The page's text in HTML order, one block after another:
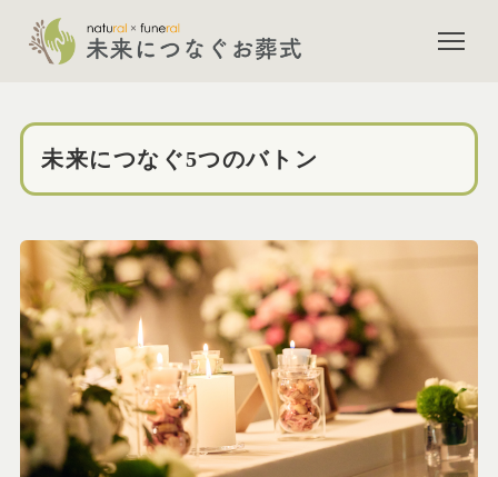
未来につなぐ5つのバトン |
未来につなぐ5つのバトン